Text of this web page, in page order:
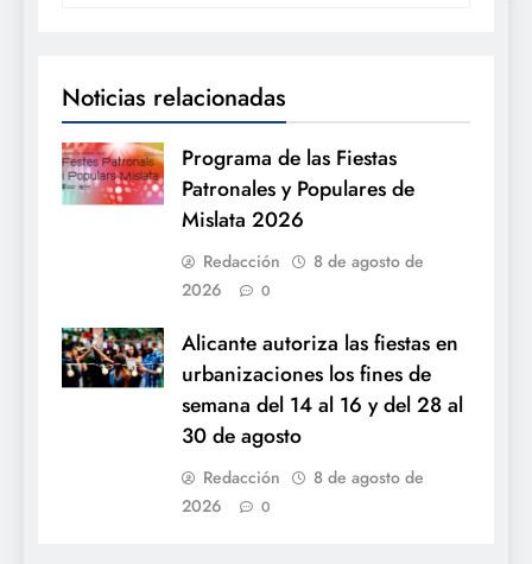
Noticias relacionadas
Programa de las Fiestas
Patronales y Populares de
Mislata 2026
Redacción
8 de agosto de
2026
0
Alicante autoriza las fiestas en
urbanizaciones los fines de
semana del 14 al 16 y del 28 al
30 de agosto
Redacción
8 de agosto de
2026
0